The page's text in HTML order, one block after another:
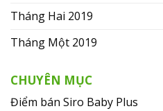
Tháng Hai 2019
Tháng Một 2019
CHUYÊN MỤC
Điểm bán Siro Baby Plus